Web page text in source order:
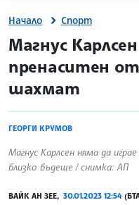
Начало Спорт
site.bta
Магнус
пренаситен от
шахмат
ГЕОРГИ КРУМОВ
Магнус Карлсен няма да
близко бъдеще / снимка: АП
ВАЙК АН ЗЕЕ, 30.01.2023 12:54